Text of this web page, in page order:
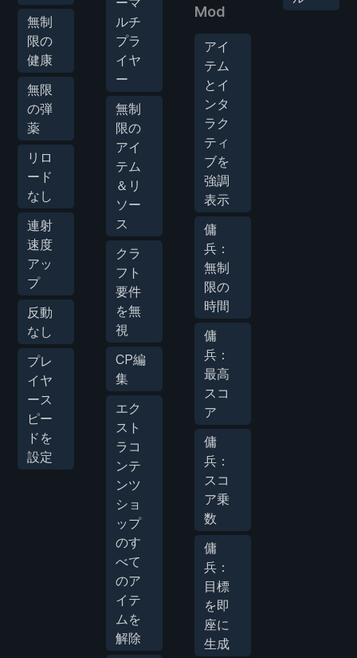
無制
限の
健康
無限
の弾
薬
リロ
ード
なし
連射
速度
アッ
プ
反動
なし
プレ
イヤ
ース
ピー
ドを
設定
ルチ
プラ
イヤ
ー
無制
限の
アイ
テム
＆リ
ソー
ス
クラ
フト
要件
を無
視
CP編
集
エク
スト
ラコ
ンテ
ンツ
ショ
ップ
のす
べて
のア
イテ
ムを
解除
Mod
アイ
テム
とイ
ンタ
ラク
ティ
ブを
強調
表示
傭
兵：
無制
限の
時間
傭
兵：
最高
スコ
ア
傭
兵：
スコ
ア乗
数
傭
兵：
目標
を即
座に
生成